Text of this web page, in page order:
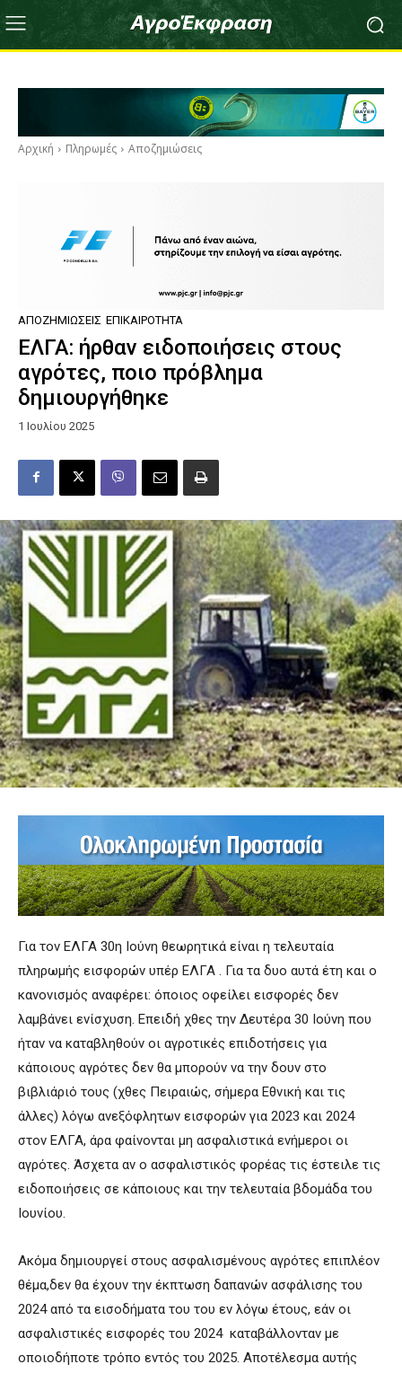
Αρχική Πληρωμές Αποζημιώσεις
ΑΠΟΖΗΜΙΏΣΕΙΣ ΕΠΙΚΑΙΡΌΤΗΤΑ
ΕΛΓΑ: ήρθαν ειδοποιήσεις στους
αγρότες, ποιο πρόβλημα
δημιουργήθηκε
1 Ιουλίου 2025
Για τον ΕΛΓΑ 30η Ιούνη θεωρητικά είναι η τελευταία
πληρωμής εισφορών υπέρ ΕΛΓΑ . Για τα δυο αυτά έτη και ο
κανονισμός αναφέρει: όποιος οφείλει εισφορές δεν
λαμβάνει ενίσχυση. Επειδή χθες την Δευτέρα 30 Ιούνη που
ήταν να καταβληθούν οι αγροτικές επιδοτήσεις για
κάποιους αγρότες δεν θα μπορούν να την δουν στο
βιβλιάριό τους (χθες Πειραιώς, σήμερα Εθνική και τις
άλλες) λόγω ανεξόφλητων εισφορών για 2023 και 2024
στον ΕΛΓΑ, άρα φαίνονται μη ασφαλιστικά ενήμεροι οι
αγρότες. Άσχετα αν ο ασφαλιστικός φορέας τις έστειλε τις
ειδοποιήσεις σε κάποιους και την τελευταία βδομάδα του
Ιουνίου.
Ακόμα δημιουργεί στους ασφαλισμένους αγρότες επιπλέον
θέμα,δεν θα έχουν την έκπτωση δαπανών ασφάλισης του
2024 από τα εισοδήματα του του εν λόγω έτους, εάν οι
ασφαλιστικές εισφορές του 2024 καταβάλλονταν με
οποιοδήποτε τρόπο εντός του 2025. Αποτέλεσμα αυτής